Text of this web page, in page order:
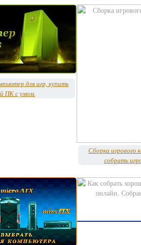
для игр, купить
ПК с умом.
Сборка игрового
собрать